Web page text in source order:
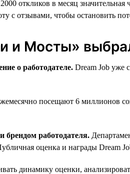
откликов в месяц значительная
с отзывами, чтобы остановить
и Мосты»
о работодателе. Dream Job уже
посещают 6 миллионов
брендом работодателя.
оценка и награды Dream
динамику оценки,